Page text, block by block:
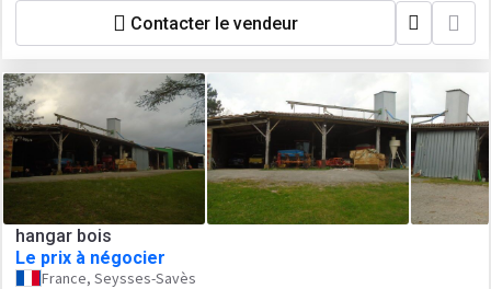
Contacter le vendeur
hangar bois
Le prix à négocier
France, Seysses-Savès